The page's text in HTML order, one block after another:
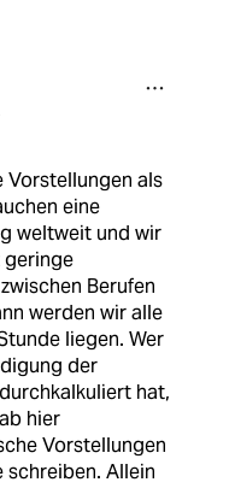
Vorstellungen als
eine
weltweit und wir
geringe
Berufen
werden wir alle
liegen. Wer
der
hat,
hier
Vorstellungen
schreiben. Allein